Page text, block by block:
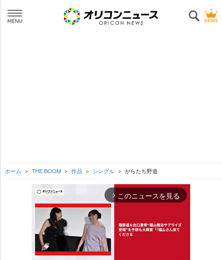
ホーム THE BOOM 作品 シングル からたち野道
arrow_forward_ios このニュースを見る